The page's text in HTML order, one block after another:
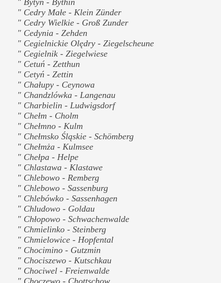
" Cedry Małe - Klein Zünder
" Cedry Wielkie - Groß Zunder
" Cedynia - Zehden
" Cegielnickie Olędry - Ziegelscheune
" Cegielnik - Ziegelwiese
" Cetuń - Zetthun
" Cetyń - Zettin
" Chałupy - Ceynowa
" Chandzlówka - Langenau
" Charbielin - Ludwigsdorf
" Chełm - Cholm
" Chełmno - Kulm
" Chełmsko Śląskie - Schömberg
" Chełmża - Kulmsee
" Chełpa - Helpe
" Chlastawa - Klastawe
" Chlebowo - Remberg
" Chlebowo - Sassenburg
" Chlebówko - Sassenhagen
" Chludowo - Goldau
" Chłopowo - Schwachenwalde
" Chmielinko - Steinberg
" Chmielowice - Hopfental
" Chocimino - Gutzmin
" Chociszewo - Kutschkau
" Chociwel - Freienwalde
" Choczewo - Chottschow